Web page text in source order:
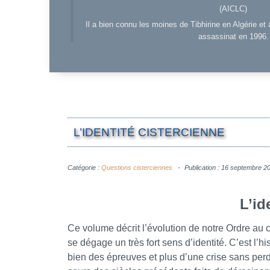
(AICLC)
Il a bien connu les moines de Tibhirine en Algérie
assassinat en 1996.
L’IDENTITÉ CISTERCIENNE
Catégorie : Questions cisterciennes Publication : 16 septembre
Ce volume décrit l’évolution de notre Ordre au
se dégage un très fort sens d’identité. C’est
bien des épreuves et plus d’une crise sans